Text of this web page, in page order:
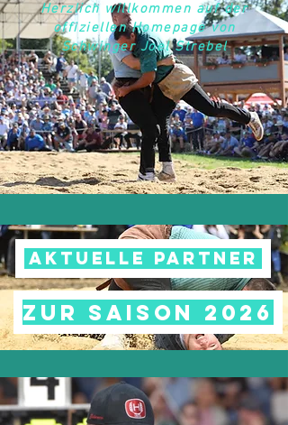
Herzlich willkommen auf der
offiziellen Homepage von
Schwinger Joel Strebel
aktuelle Partner
zur Saison 2026